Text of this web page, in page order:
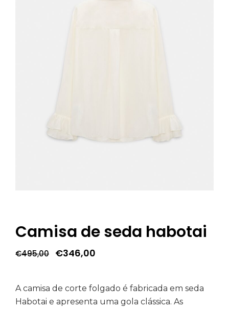
Camisa de seda habotai
€495,00 O
preço
€495,00.
€346,00
€346,00.
A camisa de corte folgado é fabricada em seda
Habotai e apresenta uma gola clássica. As